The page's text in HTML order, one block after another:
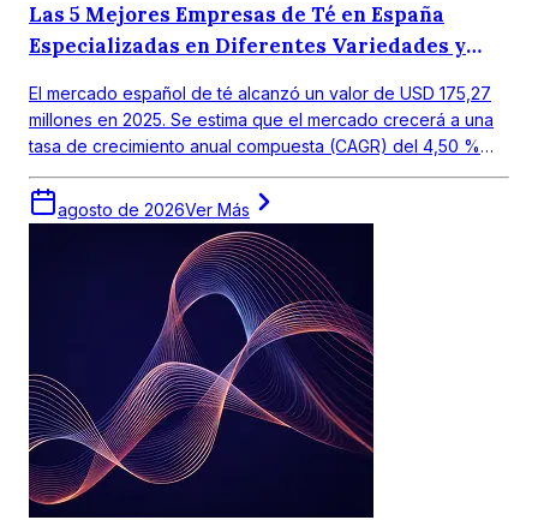
Las 5 Mejores Empresas de Té en España
Especializadas en Diferentes Variedades y
El mercado español de té alcanzó un valor de USD 175,27
millones en 2025. Se estima que el mercado crecerá a una
tasa de crecimiento anual compuesta (CAGR) del 4,50 %
entre 2026 y 2035, para alcanzar un valor de USD 272,19
millones en 2035.
agosto de 2026Ver Más